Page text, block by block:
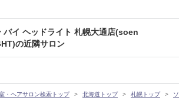
バイ ヘッドライト 札幌大通店(soen
の近隣サロン
・ヘアサロン検索トップ 北海道トップ 札幌トップ